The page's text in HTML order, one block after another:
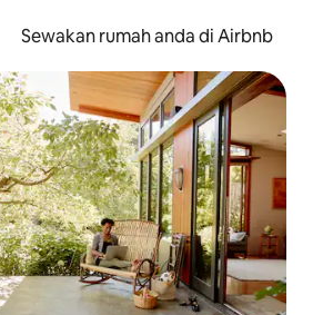
Sewakan rumah anda di Airbnb